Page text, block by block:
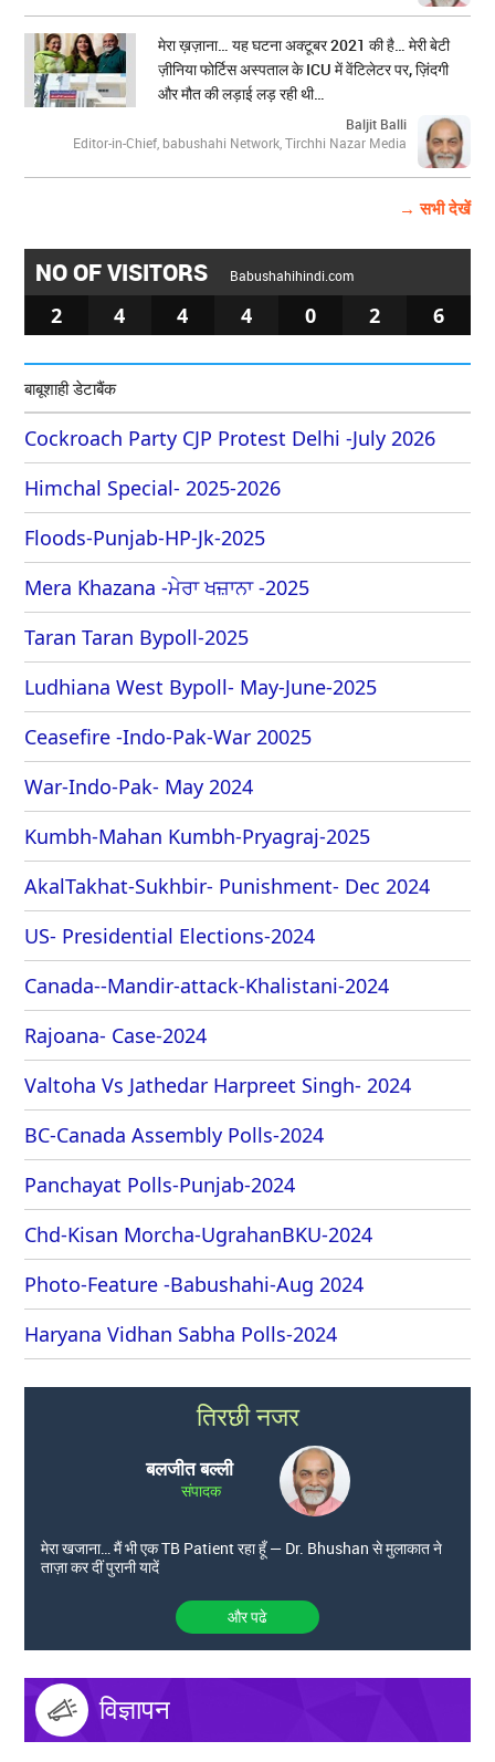
मेरा ख़ज़ाना… यह घटना अक्टूबर 2021 की है… मेरी बेटी
ज़ीनिया फोर्टिस अस्पताल के ICU में वेंटिलेटर पर, ज़िंदगी
और मौत की लड़ाई लड़ रही थी…
Baljit Balli
Editor-in-Chief, babushahi Network, Tirchhi Nazar Media
→ सभी देखें
NO OF VISITORS Babushahihindi.com
2 4 4 4 0 2 6
बाबूशाही डेटाबैंक
Cockroach Party CJP Protest Delhi -July 2026
Himchal Special- 2025-2026
Floods-Punjab-HP-Jk-2025
Mera Khazana -ਮੇਰਾ ਖਜ਼ਾਨਾ -2025
Taran Taran Bypoll-2025
Ludhiana West Bypoll- May-June-2025
Ceasefire -Indo-Pak-War 20025
War-Indo-Pak- May 2024
Kumbh-Mahan Kumbh-Pryagraj-2025
AkalTakhat-Sukhbir- Punishment- Dec 2024
US- Presidential Elections-2024
Canada--Mandir-attack-Khalistani-2024
Rajoana- Case-2024
Valtoha Vs Jathedar Harpreet Singh- 2024
BC-Canada Assembly Polls-2024
Panchayat Polls-Punjab-2024
Chd-Kisan Morcha-UgrahanBKU-2024
Photo-Feature -Babushahi-Aug 2024
Haryana Vidhan Sabha Polls-2024
तिरछी नजर
बलजीत बल्ली
संपादक
मेरा खजाना… मैं भी एक TB Patient रहा हूँ — Dr. Bhushan से मुलाकात ने
ताज़ा कर दीं पुरानी यादें
और पढे
विज्ञापन